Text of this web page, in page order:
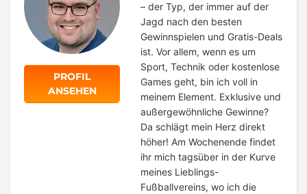
PROFIL
ANSEHEN
– der Typ, der immer auf der
Jagd nach den besten
Gewinnspielen und Gratis-Deals
ist. Vor allem, wenn es um
Sport, Technik oder kostenlose
Games geht, bin ich voll in
meinem Element. Exklusive und
außergewöhnliche Gewinne?
Da schlägt mein Herz direkt
höher! Am Wochenende findet
ihr mich tagsüber in der Kurve
meines Lieblings-
Fußballvereins, wo ich die